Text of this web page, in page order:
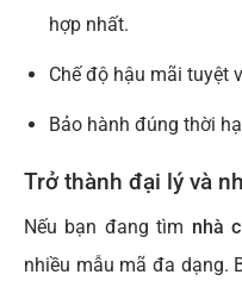
hợp nhất.
Chế độ hậu mãi tuyệt
Bảo hành đúng thời
Trở thành đại lý và
Nếu bạn đang tìm nhà
nhiều mẫu mã đa dạng.